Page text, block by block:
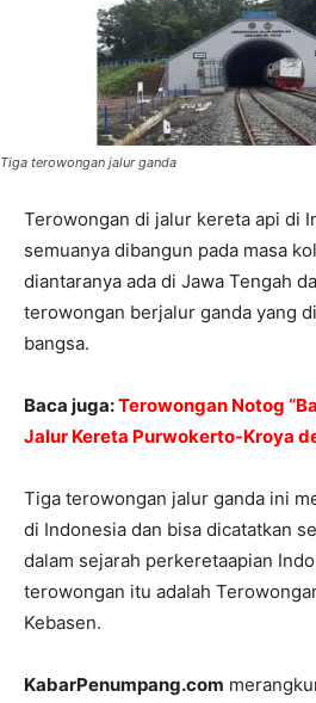
Tiga terowongan jalur ganda
Terowongan di jalur kereta api di
semuanya dibangun pada masa
diantaranya ada di Jawa Tengah
terowongan berjalur ganda yang
bangsa.
Baca juga:Terowongan Notog
Jalur Kereta Purwokerto-Kroya
Tiga terowongan jalur ganda ini
di Indonesia dan bisa dicatatkan
dalam sejarah perkeretaapian
terowongan itu adalah
Kebasen.
KabarPenumpang.com